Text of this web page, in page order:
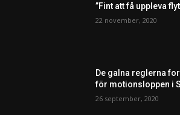
”Fint att få uppleva
22 november, 2020
De galna reglerna
för motionsloppen i
26 september, 2020